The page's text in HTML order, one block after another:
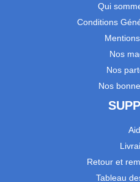
Qui
Conditions
Nos
Nos
Nos
Retour et
Tableau